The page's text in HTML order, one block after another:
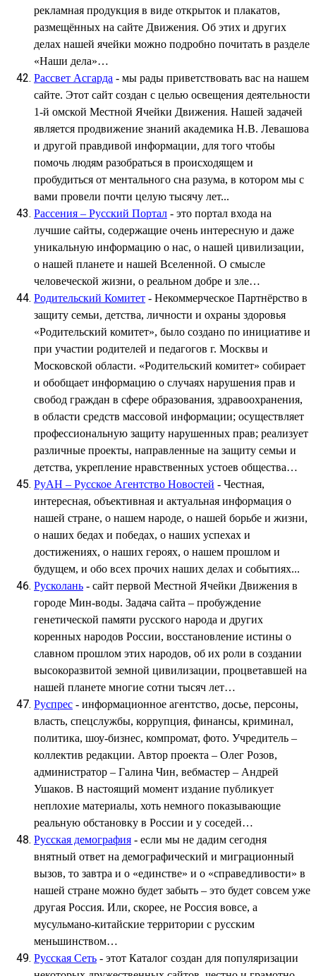
рекламная продукция в виде открыток и плакатов,
размещённых на сайте Движения. Об этих и других
делах нашей ячейки можно подробно почитать в разделе
«Наши дела»…
Рассвет Асгарда - мы рады приветствовать вас на нашем
сайте. Этот сайт создан с целью освещения деятельности
1-й омской Местной Ячейки Движения. Нашей задачей
является продвижение знаний академика Н.В. Левашова
и другой правдивой информации, для того чтобы
помочь людям разобраться в происходящем и
пробудиться от ментального сна разума, в котором мы с
вами провели почти целую тысячу лет...
Рассения – Русский Портал - это портал входа на
лучшие сайты, содержащие очень интересную и даже
уникальную информацию о нас, о нашей цивилизации,
о нашей планете и нашей Вселенной. О смысле
человеческой жизни, о реальном добре и зле…
Родительский Комитет - Некоммерческое Партнёрство в
защиту семьи, детства, личности и охраны здоровья
«Родительский комитет», было создано по инициативе и
при участии родителей и педагогов г. Москвы и
Московской области. «Родительский комитет» собирает
и обобщает информацию о случаях нарушения прав и
свобод граждан в сфере образования, здравоохранения,
в области средств массовой информации; осуществляет
профессиональную защиту нарушенных прав; реализует
различные проекты, направленные на защиту семьи и
детства, укрепление нравственных устоев общества…
РуАН – Русское Агентство Новостей - Честная,
интересная, объективная и актуальная информация о
нашей стране, о нашем народе, о нашей борьбе и жизни,
о наших бедах и победах, о наших успехах и
достижениях, о наших героях, о нашем прошлом и
будущем, и обо всех прочих наших делах и событиях...
Русколань - сайт первой Местной Ячейки Движения в
городе Мин-воды. Задача сайта – пробуждение
генетической памяти русского народа и других
коренных народов России, восстановление истины о
славном прошлом этих народов, об их роли в создании
высокоразвитой земной цивилизации, процветавшей на
нашей планете многие сотни тысяч лет…
Руспрес - информационное агентство, досье, персоны,
власть, спецслужбы, коррупция, финансы, криминал,
политика, шоу-бизнес, компромат, фото. Учредитель –
коллектив редакции. Автор проекта – Олег Розов,
администратор – Галина Чин, вебмастер – Андрей
Ушаков. В настоящий момент издание публикует
неплохие материалы, хоть немного показывающие
реальную обстановку в России и у соседей…
Русская демография - если мы не дадим сегодня
внятный ответ на демографический и миграционный
вызов, то завтра и о «единстве» и о «справедливости» в
нашей стране можно будет забыть – это будет совсем уже
другая Россия. Или, скорее, не Россия вовсе, а
мусульмано-китайские территории с русским
меньшинством…
Русская Сеть - этот Каталог создан для популяризации